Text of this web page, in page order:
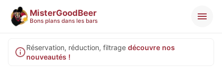
MisterGoodBeer
Bons plans dans les bars
Réservation, réduction, filtrage découvre nos
nouveautés !